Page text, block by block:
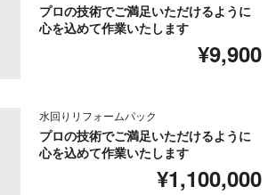
プロの技術でご満足いただけるように
心を込めて作業いたします
¥9,900
水回りリフォームパック
プロの技術でご満足いただけるように
心を込めて作業いたします
¥1,100,000